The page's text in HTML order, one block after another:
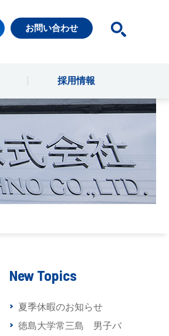
お問い合わせ
採用情報
New Topics
夏季休暇のお知らせ
徳島大学常三島 男子バ